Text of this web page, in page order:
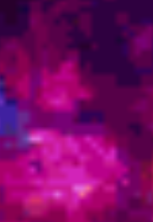
X Mentes
o quanto as pessoas estão com
desconectadas, robotizadas, e isto
junto a Deus. Nossos queridos